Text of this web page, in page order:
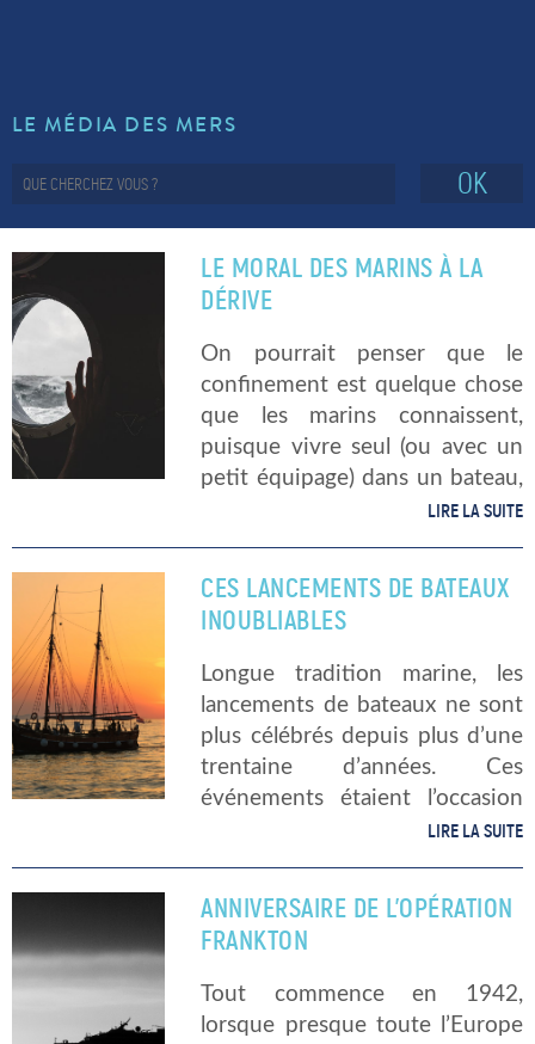
LE MÉDIA DES MERS
OK
LE MORAL DES MARINS À LA
DÉRIVE
On pourrait penser que le
confinement est quelque chose
que les marins connaissent,
puisque vivre seul (ou avec un
petit équipage) dans un bateau,
ils connaissent bien ! Mais ce
LIRE LA SUITE
CES LANCEMENTS DE BATEAUX
INOUBLIABLES
Longue tradition marine, les
lancements de bateaux ne sont
plus célébrés depuis plus d’une
trentaine d’années. Ces
événements étaient l’occasion
de réunir de nombreux
celles et ceux qui avaient
contribué à la construction des
bâtiments […]
LIRE LA SUITE
ANNIVERSAIRE DE L’OPÉRATION
FRANKTON
Tout commence en 1942,
lorsque presque toute l’Europe